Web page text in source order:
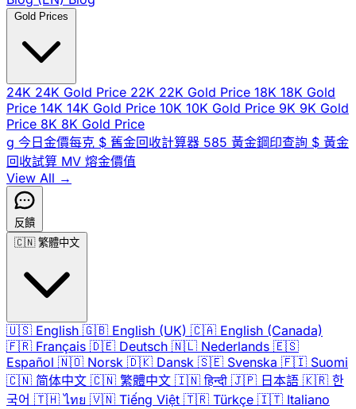
Gold Prices
24K 24K Gold Price 22K 22K Gold Price 18K 18K Gold
Price 14K 14K Gold Price 10K 10K Gold Price 9K 9K Gold
Price 8K 8K Gold Price
g 今日金價每克 $ 舊金回收計算器 585 黃金鋼印查詢 $ 黃金
回收試算 MV 熔金價值
View All →
反饋
🇨🇳 繁體中文
🇺🇸 English 🇬🇧 English (UK) 🇨🇦 English (Canada)
🇫🇷 Français 🇩🇪 Deutsch 🇳🇱 Nederlands 🇪🇸
Español 🇳🇴 Norsk 🇩🇰 Dansk 🇸🇪 Svenska 🇫🇮 Suomi
🇨🇳 简体中文 🇨🇳 繁體中文 🇮🇳 हिन्दी 🇯🇵 日本語 🇰🇷 한
국어 🇹🇭 ไทย 🇻🇳 Tiếng Việt 🇹🇷 Türkçe 🇮🇹 Italiano